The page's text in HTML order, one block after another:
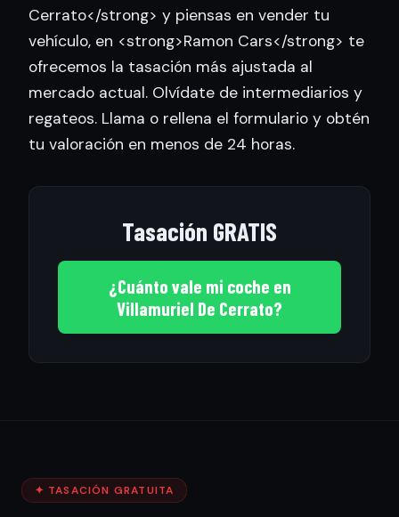
Cerrato</strong> y piensas en vender tu
vehículo, en <strong>Ramon Cars</strong> te
ofrecemos la tasación más ajustada al
mercado actual. Olvídate de intermediarios y
regateos. Llama o rellena el formulario y obtén
tu valoración en menos de 24 horas.
Tasación GRATIS
¿Cuánto vale mi coche en
Villamuriel De Cerrato?
✦ TASACIÓN GRATUITA